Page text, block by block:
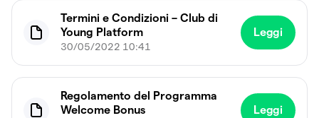
Termini e Condizioni – Club di
Young Platform
30/05/2022 10:41
Leggi
Regolamento del Programma
Welcome Bonus
Leggi